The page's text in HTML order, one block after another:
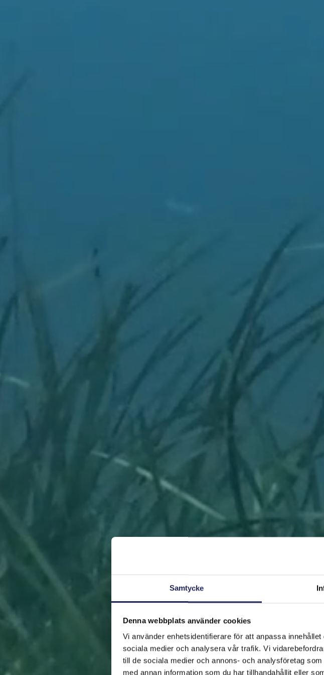
Samtycke
Denna webbplats använder cookies
Vi använder enhetsidentifierare för att anpassa
sociala medier och analysera vår trafik. Vi
till de sociala medier och annons- och analysföretag
med annan information som du har tillhandahållit eller
FRAMSIDAN HJÄLP